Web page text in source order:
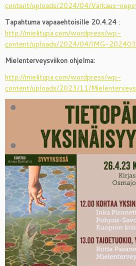
content/uploads/2024/04/Varkaus-
Tapahtuma vapaaehtoisille 20.4.24 :
http://mielitupa.com/wordpress/wp-
content/uploads/2024/04/IMG-
Mielenterveysviikon ohjelma:
http://mielitupa.com/wordpress/wp-
content/uploads/2023/11/